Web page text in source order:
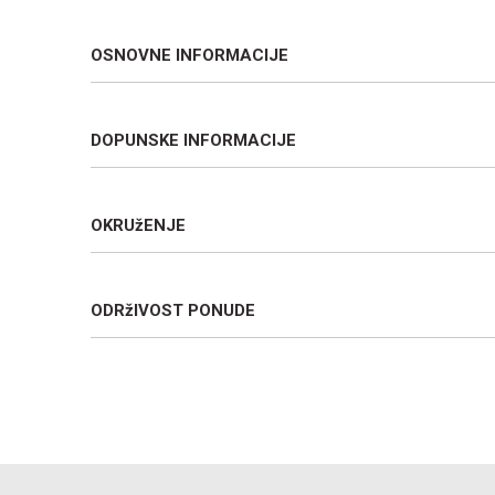
OSNOVNE INFORMACIJE
DOPUNSKE INFORMACIJE
OKRUžENJE
ODRžIVOST PONUDE